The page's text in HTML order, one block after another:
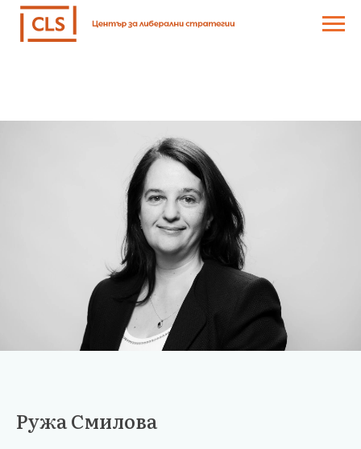
Ружа Смилова